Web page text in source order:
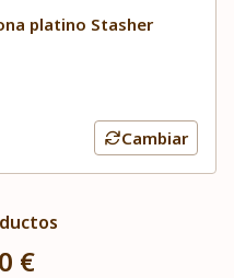
platino Stasher
Cambiar
€